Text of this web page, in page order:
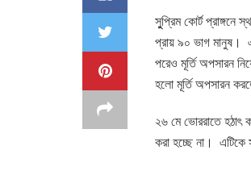
সুুপ্রিম কোর্ট প্রাঙ্গনে
প্রায় ৯০ ভাগ মানুষ।
পরেও মূর্তি অপসারন
হলো মূর্তি অপসারন
২৬ মে ভোররাতে হঠাৎ
করা হচ্ছে না। এটিকে